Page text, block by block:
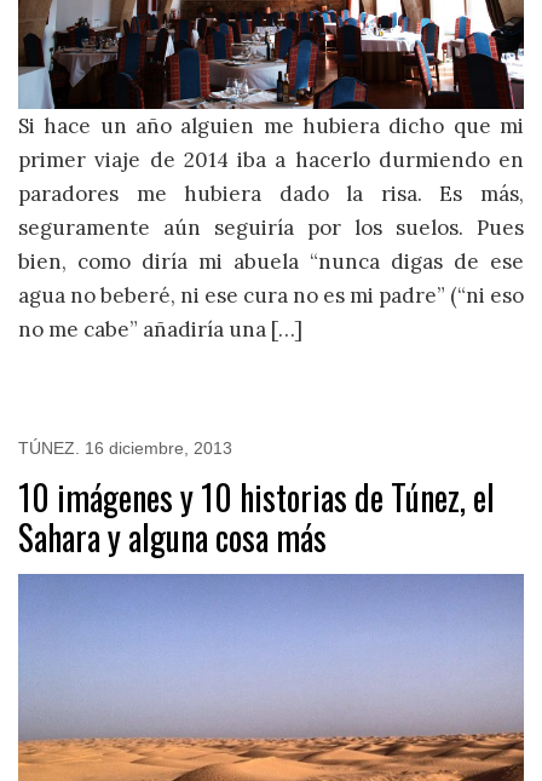
Si hace un año alguien me hubiera dicho que mi
primer viaje de 2014 iba a hacerlo durmiendo en
paradores me hubiera dado la risa. Es más,
seguramente aún seguiría por los suelos. Pues
bien, como diría mi abuela “nunca digas de ese
agua no beberé, ni ese cura no es mi padre” (“ni eso
no me cabe” añadiría una […]
TÚNEZ 16 diciembre, 2013
10 imágenes y 10 historias de Túnez, el
Sahara y alguna cosa más